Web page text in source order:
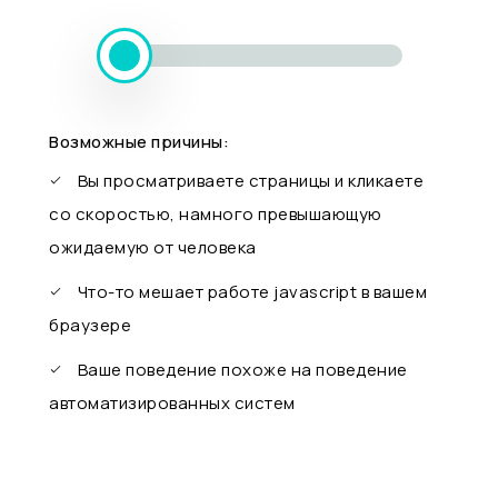
Возможные причины:
Вы просматриваете страницы и кликаете
со скоростью, намного превышающую
ожидаемую от человека
Что-то мешает работе javascript в вашем
браузере
Ваше поведение похоже на поведение
автоматизированных систем